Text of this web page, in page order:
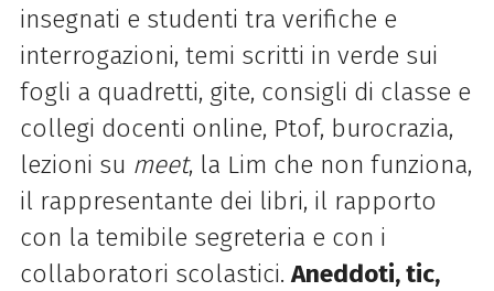
insegnati e studenti tra verifiche e
interrogazioni, temi scritti in verde sui
fogli a quadretti, gite, consigli di classe e
collegi docenti online, Ptof, burocrazia,
lezioni su meet, la Lim che non funziona,
il rappresentante dei libri, il rapporto
con la temibile segreteria e con i
collaboratori scolastici.Aneddoti, tic,